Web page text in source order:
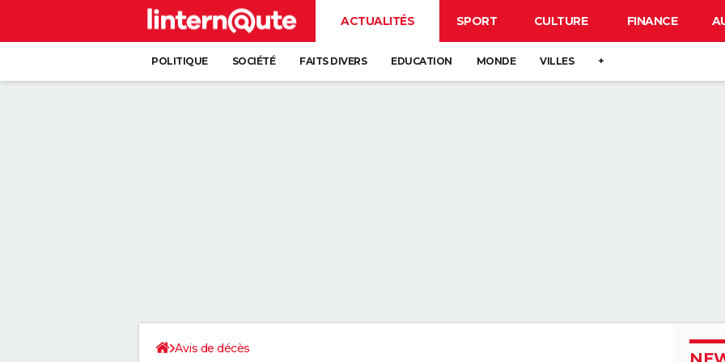
ACTUALITÉS SPORT CULTURE FINANCE
POLITIQUE SOCIÉTÉ FAITS DIVERS EDUCATION MONDE VILLES +
Avis de décès